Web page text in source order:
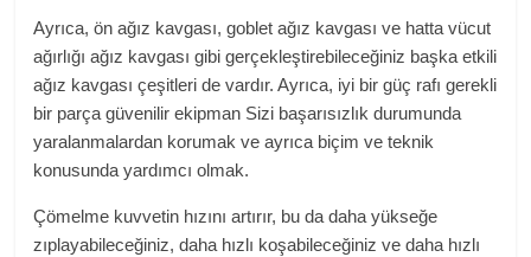
Ayrıca, ön ağız kavgası, goblet ağız kavgası ve hatta vücut
ağırlığı ağız kavgası gibi gerçekleştirebileceğiniz başka etkili
ağız kavgası çeşitleri de vardır. Ayrıca, iyi bir güç rafı gerekli
bir parçagüvenilir ekipman Sizi başarısızlık durumunda
yaralanmalardan korumak ve ayrıca biçim ve teknik
konusunda yardımcı olmak.
Çömelme kuvvetin hızını artırır, bu da daha yükseğe
zıplayabileceğiniz, daha hızlı koşabileceğiniz ve daha hızlı